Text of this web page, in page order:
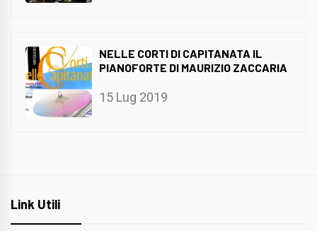
NELLE CORTI DI CAPITANATA IL
PIANOFORTE DI MAURIZIO ZACCARIA
15 Lug 2019
Link Utili